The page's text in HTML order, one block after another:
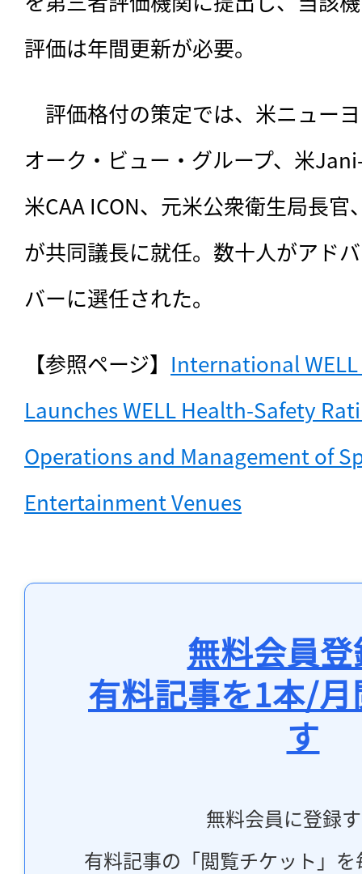
評価は年間更新が必要。
評価格付の策定では、米ニュー
オーク・ビュー・グループ、米
米CAA ICON、元米公衆衛生局長官
が共同議長に就任。数十人がアド
バーに選任された。
【参照ページ】 International
Launches WELL Health-Safety
Operations and Management of
Entertainment Venues
無料会員
有料記事を1本/
す
無料会員に登録
有料記事の「閲覧チケット」